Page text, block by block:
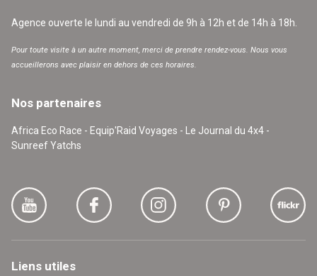
Agence ouverte le lundi au vendredi de 9h à 12h et de 14h à 18h.
Pour toute visite à un autre moment, merci de prendre rendez-vous. Nous vous
accueillerons avec plaisir en dehors de ces horaires.
Nos partenaires
Africa Eco Race - Equip'Raid Voyages - Le Journal du 4x4 -
Sunreef Yatchs
Liens utiles